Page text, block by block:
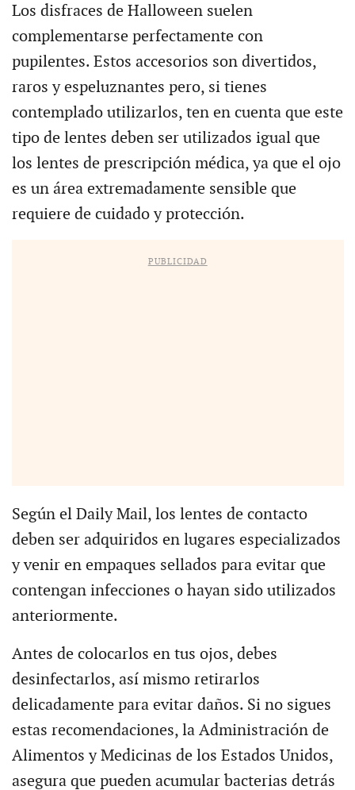
Los disfraces de Halloween suelen
complementarse perfectamente con
pupilentes. Estos accesorios son divertidos,
raros y espeluznantes pero, si tienes
contemplado utilizarlos, ten en cuenta que este
tipo de lentes deben ser utilizados igual que
los lentes de prescripción médica, ya que el ojo
es un área extremadamente sensible que
requiere de cuidado y protección.
PUBLICIDAD
Según el Daily Mail, los lentes de contacto
deben ser adquiridos en lugares especializados
y venir en empaques sellados para evitar que
contengan infecciones o hayan sido utilizados
anteriormente.
Antes de colocarlos en tus ojos, debes
desinfectarlos, así mismo retirarlos
delicadamente para evitar daños. Si no sigues
estas recomendaciones, la Administración de
Alimentos y Medicinas de los Estados Unidos,
asegura que pueden acumular bacterias detrás